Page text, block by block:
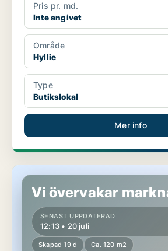
Pris pr. md.
Inte angivet
Område
Hyllie
Type
Butikslokal
Mer info
Butikslokal i Hyllie
Vi övervakar
SENAST UPPDATERAD
12:13 • 20 juli
Skapad 19 d Ca. 120 m2